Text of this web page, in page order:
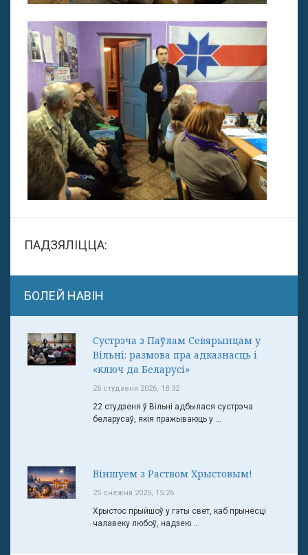
ПАДЗЯЛІЦЦА:
БОЛЕЙ НАВІН
Сустрэча з Паўлам Севярынцам у
Вільні: размова пра адказнасць і
«ключ да Беларусі»
26 студзеня 2026, 18:32
22 студзеня ў Вільні адбылася сустрэча
беларусаў, якія пражываюць у ...
Віншуем з Раством Хрыстовым!
25 снежня 2025, 15:26
Хрыстос прыйшоў у гэты свет, каб прынесці
чалавеку любоў, надзею ...